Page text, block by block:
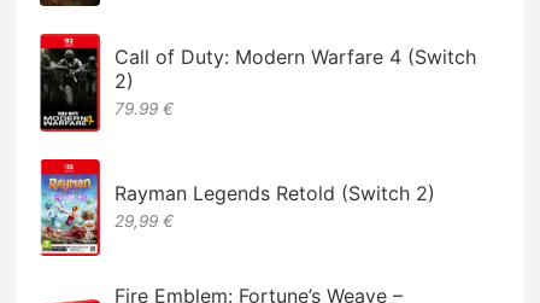
Call of Duty: Modern Warfare 4 (Switch
2)
79.99 €
Rayman Legends Retold (Switch 2)
29,99 €
Fire Emblem: Fortune’s Weave –